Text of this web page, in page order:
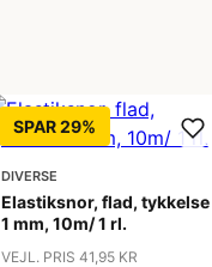
SPAR 29%
DIVERSE
Elastiksnor, flad, tykkelse
1 mm, 10m/ 1 rl.
VEJL. PRIS 41,95 KR